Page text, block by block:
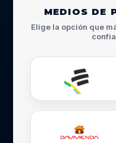
MEDIOS DE
Elige la opción que